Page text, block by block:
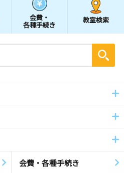
会費・
各種手続き
教室検索
会費・各種手続き